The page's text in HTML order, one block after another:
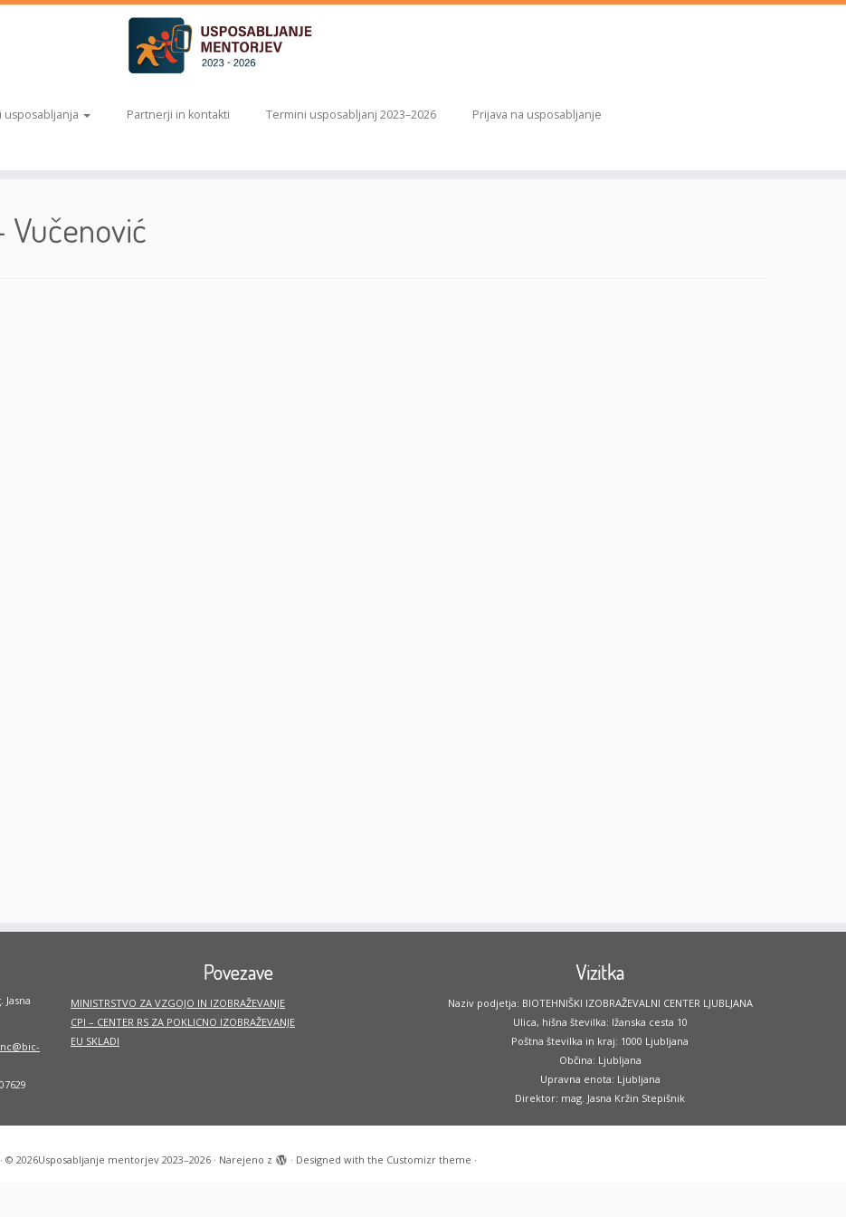
usposabljanja Partnerji in kontakti Termini usposabljanj 2023–2026
Prijava na usposabljanje
Vučenović
Povezave
MINISTRSTVO ZA VZGOJO IN IZOBRAŽEVANJE
CPI – CENTER RS ZA POKLICNO IZOBRAŽEVANJE
EU SKLADI
Vizitka
Naziv podjetja: BIOTEHNIŠKI IZOBRAŽEVALNI CENTER LJUBLJANA
Ulica, hišna številka: Ižanska cesta 10
Poštna številka in kraj: 1000 Ljubljana
Občina: Ljubljana
Upravna enota: Ljubljana
Direktor: mag. Jasna Kržin Stepišnik
· © 2026Usposabljanje mentorjev 2023–2026· Narejeno z · Designed with the Customizr theme ·